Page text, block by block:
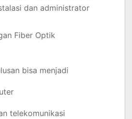
dan administrator
Fiber Optik
bisa menjadi
telekomunikasi